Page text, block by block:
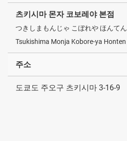
츠키시마 몬자 코보레야 본점
つきしまもんじゃ こぼれや ほんてん
Tsukishima Monja Kobore-ya Honten
주소
도쿄도 주오구 츠키시마 3-16-9